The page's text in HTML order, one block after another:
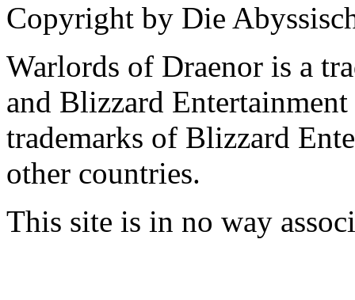
Copyright by Die
Warlords of Draenor is a
and Blizzard
trademarks of Blizzard
other countries.
This site is in no way